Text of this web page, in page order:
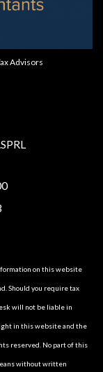
Advisors
on this website
Should you require tax
will not be liable in
in this website and the
reserved. No part of this
without written